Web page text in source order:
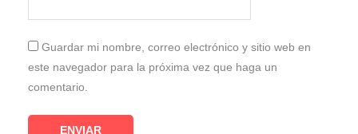
Guardar mi nombre, correo electrónico y sitio web en
este navegador para la próxima vez que haga un
comentario.